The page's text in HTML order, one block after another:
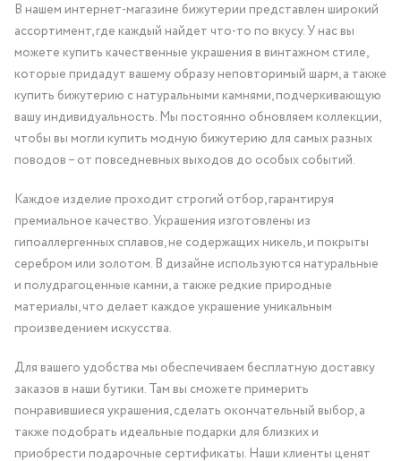
В нашем интернет-магазине бижутерии представлен широкий
ассортимент, где каждый найдет что-то по вкусу. У нас вы
можете купить качественные украшения в винтажном стиле,
которые придадут вашему образу неповторимый шарм, а также
купить бижутерию с натуральными камнями, подчеркивающую
вашу индивидуальность. Мы постоянно обновляем коллекции,
чтобы вы могли купить модную бижутерию для самых разных
поводов – от повседневных выходов до особых событий.
Каждое изделие проходит строгий отбор, гарантируя
премиальное качество. Украшения изготовлены из
гипоаллергенных сплавов, не содержащих никель, и покрыты
серебром или золотом. В дизайне используются натуральные
и полудрагоценные камни, а также редкие природные
материалы, что делает каждое украшение уникальным
произведением искусства.
Для вашего удобства мы обеспечиваем бесплатную доставку
заказов в наши бутики. Там вы сможете примерить
понравившиеся украшения, сделать окончательный выбор, а
также подобрать идеальные подарки для близких и
приобрести подарочные сертификаты. Наши клиенты ценят